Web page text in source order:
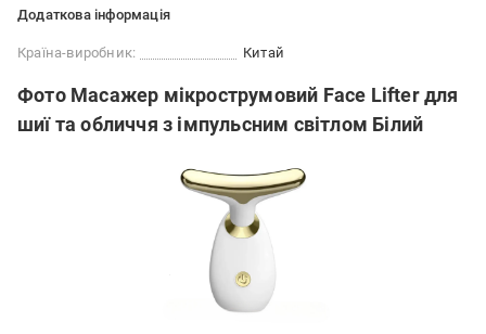
Додаткова інформація
Країна-виробник: Китай
Фото Масажер мікрострумовий Face Lifter для
шиї та обличчя з імпульсним світлом Білий